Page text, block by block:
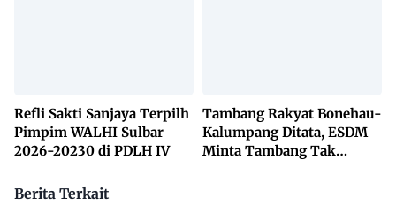
Refli Sakti Sanjaya Terpilh
Pimpim WALHI Sulbar
2026-20230 di PDLH IV
Tambang Rakyat Bonehau-
Kalumpang Ditata, ESDM
Minta Tambang Tak
Berita Terkait